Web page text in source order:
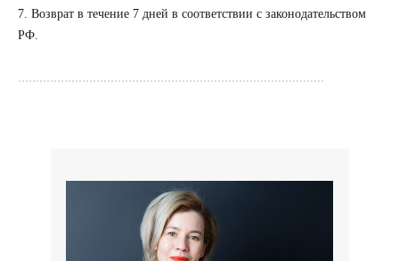
7. Возврат в течение 7 дней в соответствии с законодательством
РФ.
......................................................................................
коллекционеру,